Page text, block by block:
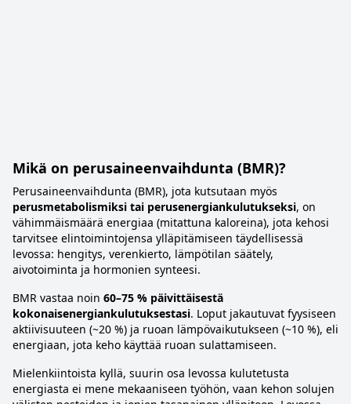
Mikä on perusaineenvaihdunta (BMR)?
Perusaineenvaihdunta (BMR), jota kutsutaan myös
perusmetabolismiksi tai perusenergiankulutukseksi, on
vähimmäismäärä energiaa (mitattuna kaloreina), jota kehosi
tarvitsee elintoimintojensa ylläpitämiseen täydellisessä
levossa: hengitys, verenkierto, lämpötilan säätely,
aivotoiminta ja hormonien synteesi.
BMR vastaa noin 60–75 % päivittäisestä
kokonaisenergiankulutuksestasi. Loput jakautuvat fyysiseen
aktiivisuuteen (~20 %) ja ruoan lämpövaikutukseen (~10 %), eli
energiaan, jota keho käyttää ruoan sulattamiseen.
Mielenkiintoista kyllä, suurin osa levossa kulutetusta
energiasta ei mene mekaaniseen työhön, vaan kehon solujen